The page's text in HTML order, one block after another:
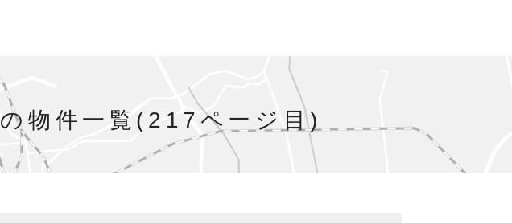
の物件一覧(217ページ目)